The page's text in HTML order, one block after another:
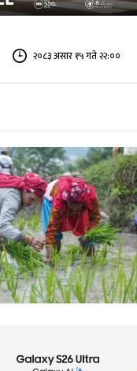
२०८३ असार १५ गते २२:००